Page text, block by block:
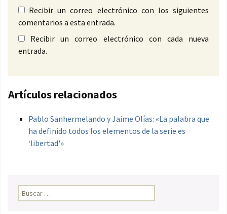
Recibir un correo electrónico con los siguientes
comentarios a esta entrada.
Recibir un correo electrónico con cada nueva
entrada.
Artículos relacionados
Pablo Sanhermelando y Jaime Olías: «La palabra que
ha definido todos los elementos de la serie es
‘libertad'»
Buscar: